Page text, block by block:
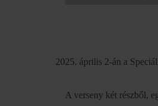
április 2-án a
A verseny két részből,